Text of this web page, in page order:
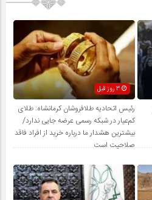
رئیس اتحادیه طلافروشان کرمانشاه: طلای
کم‌عیار در شبکه رسمی عرضه جایی ندارد/
بیشترین هشدار ما درباره خرید از افراد فاقد
صلاحیت است